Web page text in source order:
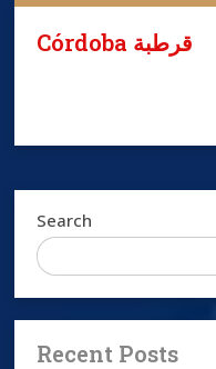
Córdoba قرطبة
Search
Recent Posts